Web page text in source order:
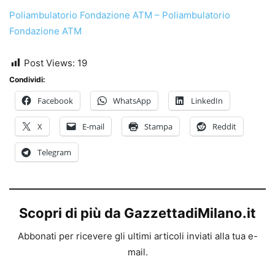
Poliambulatorio Fondazione ATM – Poliambulatorio
Fondazione ATM
Post Views: 19
Condividi:
Facebook WhatsApp LinkedIn
X E-mail Stampa Reddit
Telegram
Scopri di più da GazzettadiMilano.it
Abbonati per ricevere gli ultimi articoli inviati alla tua e-
mail.